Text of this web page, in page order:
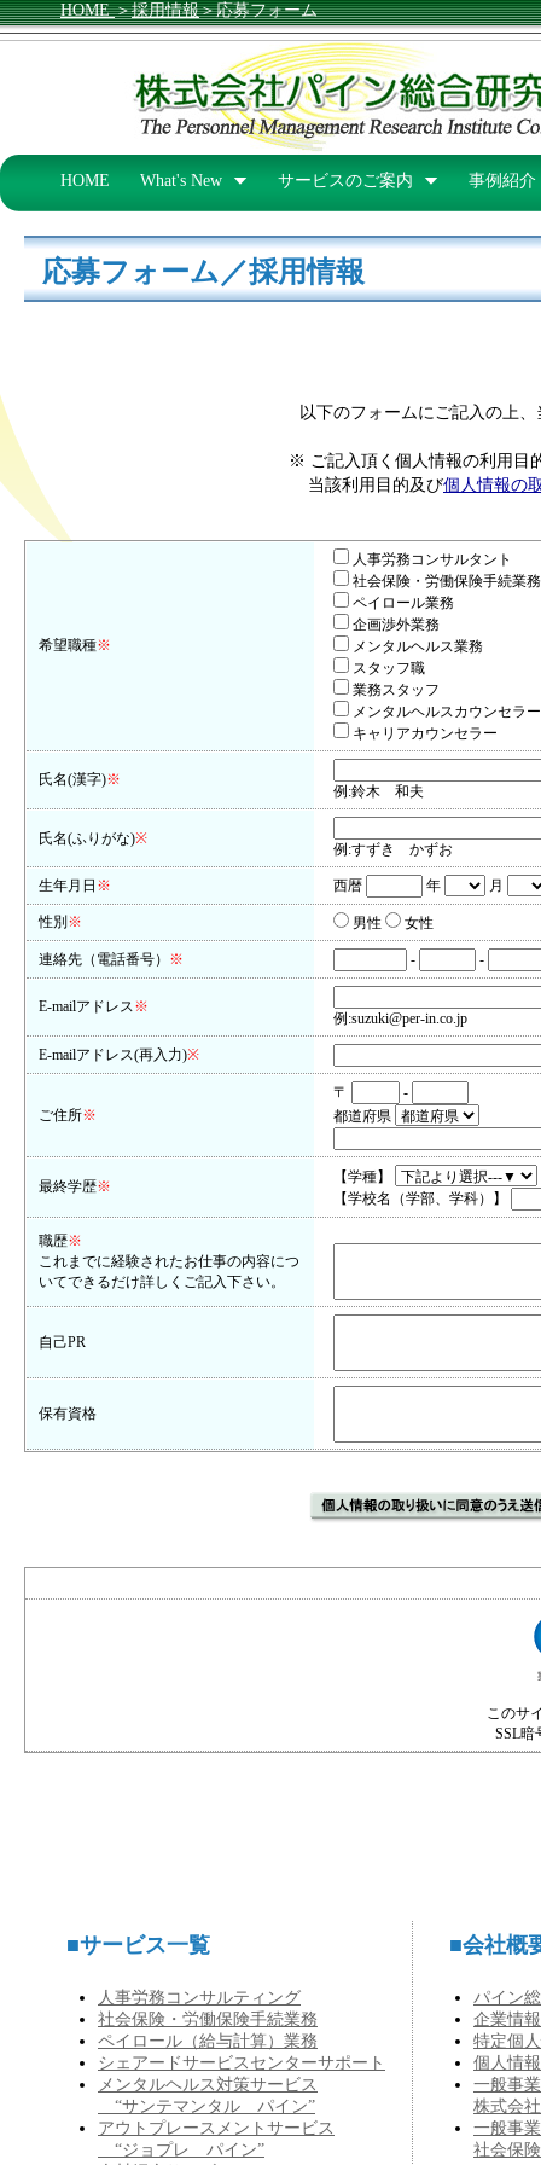
HOME＞採用情報＞応募フォーム
HOME What's New サービスのご案内 事例紹介
応募フォーム／採用情報
以下のフォームにご記入の上
※ ご記入頂く個人情報の利用目
当該利用目的及び個人情報の
希望職種※
人事労務コンサルタント
社会保険・労働保険手続業務
ペイロール業務
企画渉外業務
メンタルヘルス業務
スタッフ職
業務スタッフ
メンタルヘルスカウンセラー
キャリアカウンセラー
氏名(漢字)※
例:鈴木 和夫
氏名(ふりがな)※
例:すずき かずお
生年月日 ※ 西暦 年 月
性別 ※ 男性 女性
連絡先（電話番号） ※ - -
E-mailアドレス※
例:suzuki@per-in.co.jp
E-mailアドレス(再入力)※
ご住所※
〒
-
都道府県
最終学歴※
【学種】
【学校名（学部、学科）】
職歴※
これまでに経験されたお仕事の内容につ
いてできるだけ詳しくご記入下さい。
自己PR
保有資格
このサ
SSL暗
■サービス一覧
人事労務コンサルティング
社会保険・労働保険手続業務
ペイロール（給与計算）業務
シェアードサービスセンターサポート
メンタルヘルス対策サービス
“サンテマンタル パイン”
アウトプレースメントサービス
“ジョプレ パイン”
■会社概
パイン
企業情報
特定個
個人情
一般事
株式会
一般事
社会保